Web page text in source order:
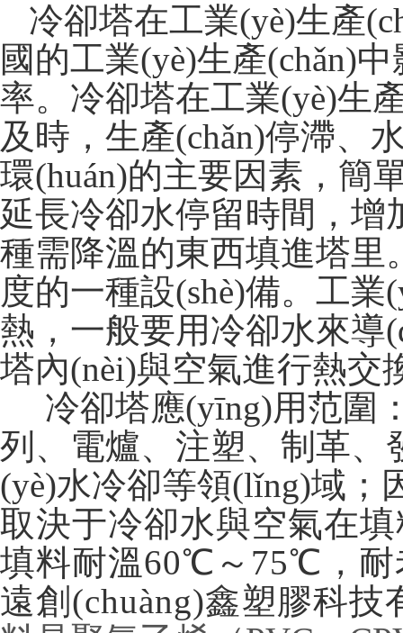
冷卻塔在工業(yè)生產
國的工業(yè)生產(chǎn)
率。冷卻塔在工業(yè)生
及時，生產(chǎn)停滯
環(huán)的主要因素， 簡
延長冷卻水停留時間，
種需降溫的東西填進塔里
度的一種設(shè)備。工
熱，一般要用冷卻水來
塔內(nèi)與空氣進行熱交換
冷卻塔應(yīng)用范圍：民
列、電爐、注塑、制
(yè)水冷卻等領(lǐng)域；
取決于冷卻水與空氣在
填料耐溫60℃～75℃，耐老
遠創(chuàng)鑫塑膠科技